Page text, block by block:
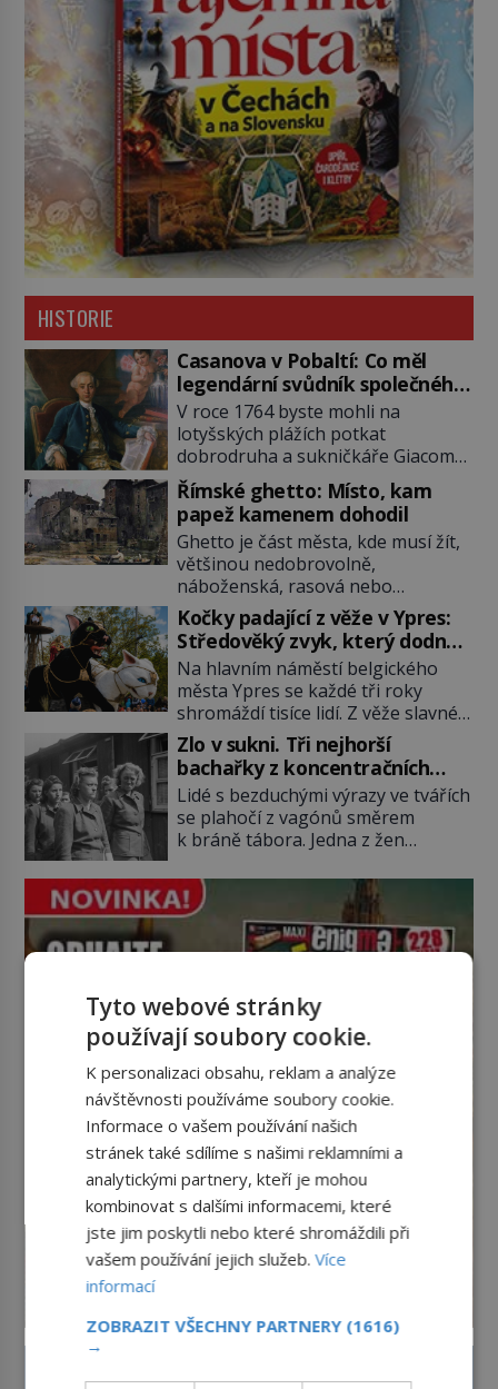
HISTORIE
Casanova v Pobaltí: Co měl
legendární svůdník společného
se svobodnými zednáři?
V roce 1764 byste mohli na
lotyšských plážích potkat
dobrodruha a sukničkáře Giacoma
Casanovu. Jeho cesta k Baltskému
moři však nebyla turistickým
výletem, ale ryze pracovní cestou
se zištnými úmysly. Jaký cíl
Casanova sledoval, když se
například procházel uličkami
lotyšské Rigy? Casanova v Pobaltí
kontaktoval tamní zednářské lóže.
Nebyl v této oblasti žádným
nováčkem, protože do zednářské
[…]
Římské ghetto: Místo, kam
papež kamenem dohodil
Ghetto je část města, kde musí žít,
většinou nedobrovolně,
náboženská, rasová nebo
národnostní menšina obyvatel.
Bohaté historické zkušenosti mají s
takovým životem Židé. Už od
středověku jsou totiž v každou
chvíli nuceni v nějakém žít. Mezi ty
nejslavnější patří i římské ghetto
založené v roce 1555. Pokud jde o
vztah k Židům, nemá se Řím čím
chlubit. […]
Kočky padající z věže v Ypres:
Středověký zvyk, který dodnes
budí rozpaky
Na hlavním náměstí belgického
města Ypres se každé tři roky
shromáždí tisíce lidí. Z věže slavné
tržnice létají do davu kočky, diváci
jásají a snaží se je chytit. Naštěstí
už nejde o živá zvířata, ale jenom o
plyšové suvenýry. Kdysi to ale bylo
jinak. Tato veselá podívaná
připomíná jeden z nejpodivnějších
Zlo v sukni. Tři nejhorší
bachařky z koncentračních
táborů
Lidé s bezduchými výrazy ve tvářích
se plahočí z vagónů směrem
k bráně tábora. Jedna z žen
jejich oči se setkají. Místo soucitu
však přichází gesto, které
nebožačku posílá rovnou do
plynové komory. Jména jako Rudolf
(1911–1979) či Heinrich Himmler
(1900–1945) zná každý, o koho se
historie jen otřela. Jenže […]
Tyto webové stránky
používají soubory cookie.
K personalizaci obsahu, reklam a analýze
návštěvnosti používáme soubory cookie.
Informace o vašem používání našich
stránek také sdílíme s našimi reklamními a
analytickými partnery, kteří je mohou
kombinovat s dalšími informacemi, které
jste jim poskytli nebo které shromáždili při
vašem používání jejich služeb.Více
informací
ZOBRAZIT VŠECHNY PARTNERY (1616)
→